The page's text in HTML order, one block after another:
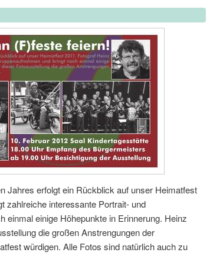
Jahres erfolgt ein Rückblick auf unser Heimatfest
zahlreiche interessante Portrait- und
einmal einige Höhepunkte in Erinnerung. Heinz
die großen Anstrengungen der
würdigen. Alle Fotos sind natürlich auch zu